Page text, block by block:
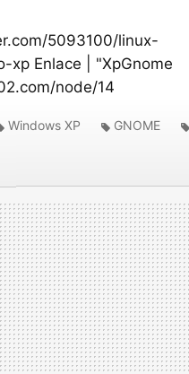
5093100/linux-
Enlace | "XpGnome
node/14
Windows XP GNOME